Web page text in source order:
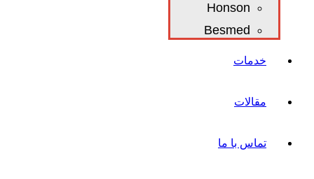
Honson
Besmed
خدمات
مقالات
تماس با ما